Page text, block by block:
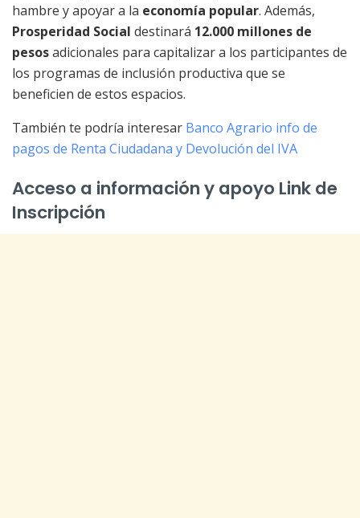
hambre y apoyar a la economía popular. Además,
Prosperidad Social destinará 12.000 millones de
pesosadicionales para capitalizar a los participantes de
los programas de inclusión productiva que se
beneficien de estos espacios.
También te podría interesar Banco Agrario info de
pagos de Renta Ciudadana y Devolución del IVA
Acceso a información y apoyo Link de
Inscripción